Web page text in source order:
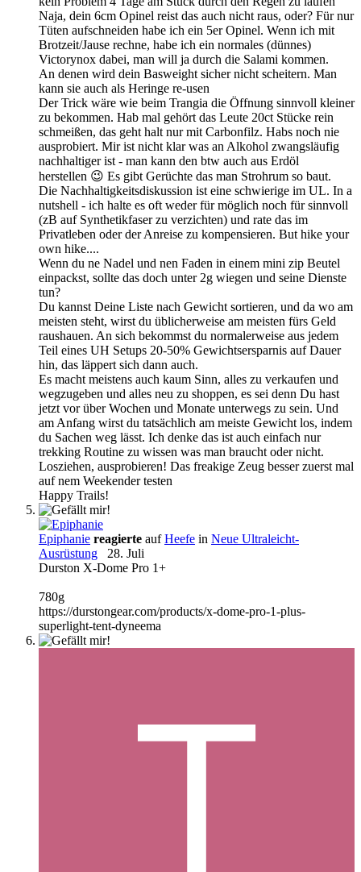
Naja, dein 6cm Opinel reist das auch nicht raus, oder? Für nur
Tüten aufschneiden habe ich ein 5er Opinel. Wenn ich mit
Brotzeit/Jause rechne, habe ich ein normales (dünnes)
Victorynox dabei, man will ja durch die Salami kommen.
An denen wird dein Basweight sicher nicht scheitern. Man
kann sie auch als Heringe re-usen
Der Trick wäre wie beim Trangia die Öffnung sinnvoll kleiner
zu bekommen. Hab mal gehört das Leute 20ct Stücke rein
schmeißen, das geht halt nur mit Carbonfilz. Habs noch nie
ausprobiert. Mir ist nicht klar was an Alkohol zwangsläufig
nachhaltiger ist - man kann den btw auch aus Erdöl
herstellen 😉 Es gibt Gerüchte das man Strohrum so baut.
Die Nachhaltigkeitsdiskussion ist eine schwierige im UL. In a
nutshell - ich halte es oft weder für möglich noch für sinnvoll
(zB auf Synthetikfaser zu verzichten) und rate das im
Privatleben oder der Anreise zu kompensieren. But hike your
own hike....
Wenn du ne Nadel und nen Faden in einem mini zip Beutel
einpackst, sollte das doch unter 2g wiegen und seine Dienste
tun?
Du kannst Deine Liste nach Gewicht sortieren, und da wo am
meisten steht, wirst du üblicherweise am meisten fürs Geld
raushauen. An sich bekommst du normalerweise aus jedem
Teil eines UH Setups 20-50% Gewichtsersparnis auf Dauer
hin, das läppert sich dann auch.
Es macht meistens auch kaum Sinn, alles zu verkaufen und
wegzugeben und alles neu zu shoppen, es sei denn Du hast
jetzt vor über Wochen und Monate unterwegs zu sein. Und
am Anfang wirst du tatsächlich am meiste Gewicht los, indem
du Sachen weg lässt. Ich denke das ist auch einfach nur
trekking Routine zu wissen was man braucht oder nicht.
Losziehen, ausprobieren! Das freakige Zeug besser zuerst mal
auf nem Weekender testen
Happy Trails!
Epiphanie reagierte aufHeefe in Neue Ultraleicht-
Ausrüstung
28. Juli
Durston X-Dome Pro 1+
780g
https://durstongear.com/products/x-dome-pro-1-plus-
superlight-tent-dyneema